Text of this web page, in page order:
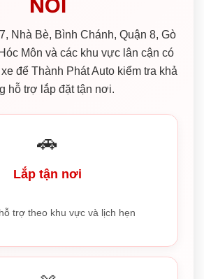
Nhà Bè, Bình Chánh, Quận 8, Gò
Môn và các khu vực lân cận có
để Thành Phát Auto kiểm tra khả
hỗ trợ lắp đặt tận nơi.
🚗
Lắp tận nơi
trợ theo khu vực và lịch hẹn